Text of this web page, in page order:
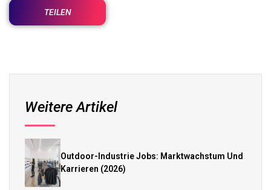
TEILEN
Weitere Artikel
Outdoor-Industrie Jobs: Marktwachstum Und
Karrieren (2026)